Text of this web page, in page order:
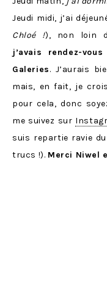
Jeudi midi, j’ai
Chloé !), non loin
j’avais rendez-
Galeries. J’aurais
mais, en fait, je
pour cela, donc
me suivez sur
suis repartie ravie
trucs !). Merci Niwel